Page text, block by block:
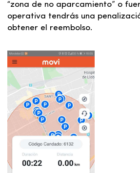
“zona de no aparcamiento” o
operativa tendrás una
obtener el reembolso.